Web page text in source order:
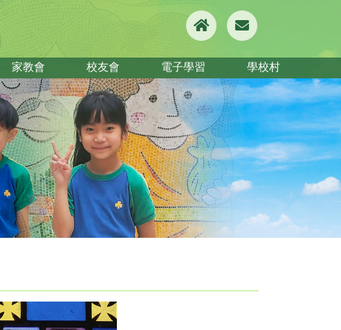
家教會 校友會 電子學習 學校村